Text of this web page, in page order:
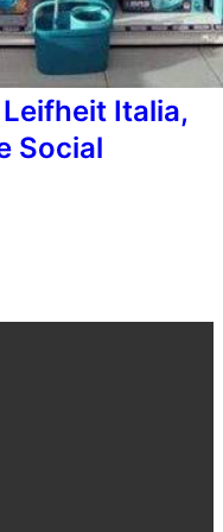
Leifheit Italia,
Social